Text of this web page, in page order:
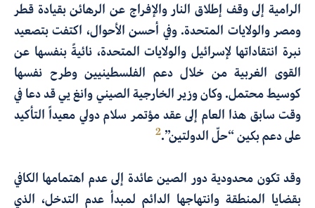
الرامية إلى وقف إطلاق النار والإفراج عن الرهائن بقيادة قطر
ومصر والولايات المتحدة. وفي أحسن الأحوال، اكتفت بتصعيد
نبرة انتقاداتها لإسرائيل والولايات المتحدة، نائيةً بنفسها عن
القوى الغربية من خلال دعم الفلسطينيين وطرح نفسها
كوسيط محتمل. وكان وزير الخارجية الصيني وانغ يي قد دعا في
وقت سابق هذا العام إلى عقد مؤتمر سلام دولي معيداً التأكيد
على دعم بكين “حلّ الدولتين”.2
وقد تكون محدودية دور الصين عائدة إلى عدم اهتمامها الكافي
بقضايا المنطقة وانتهاجها الدائم لمبدأ عدم التدخل، الذي